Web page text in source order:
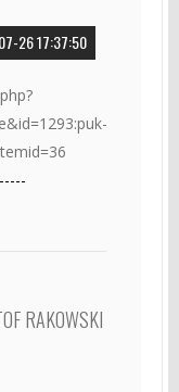
26 17:37:50
RAKOWSKI